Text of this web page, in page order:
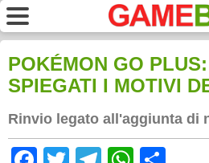
POKÉMON GO
SPIEGATI I MOTIVI
Rinvio legato all'aggiunta di